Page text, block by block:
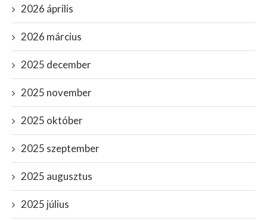
2026 április
2026 március
2025 december
2025 november
2025 október
2025 szeptember
2025 augusztus
2025 július